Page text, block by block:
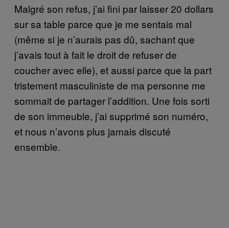
Malgré son refus, j’ai fini par laisser 20 dollars
sur sa table parce que je me sentais mal
(même si je n’aurais pas dû, sachant que
j’avais tout à fait le droit de refuser de
coucher avec elle), et aussi parce que la part
tristement masculiniste de ma personne me
sommait de partager l’addition. Une fois sorti
de son immeuble, j’ai supprimé son numéro,
et nous n’avons plus jamais discuté
ensemble.